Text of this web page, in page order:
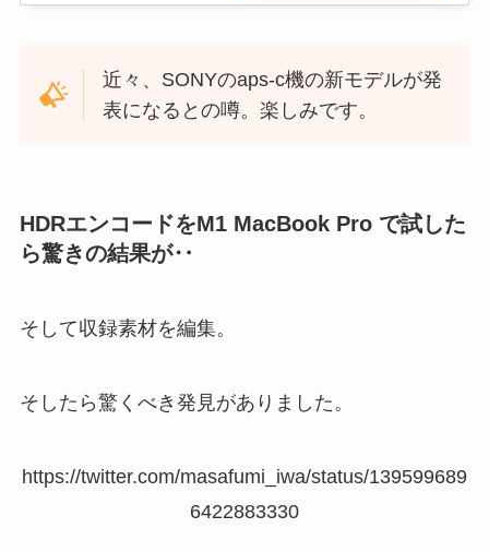
近々、SONYのaps-c機の新モデルが発
表になるとの噂。楽しみです。
HDRエンコードをM1 MacBook Pro で試した
ら驚きの結果が‥
そして収録素材を編集。
そしたら驚くべき発見がありました。
https://twitter.com/masafumi_iwa/status/139599689
6422883330